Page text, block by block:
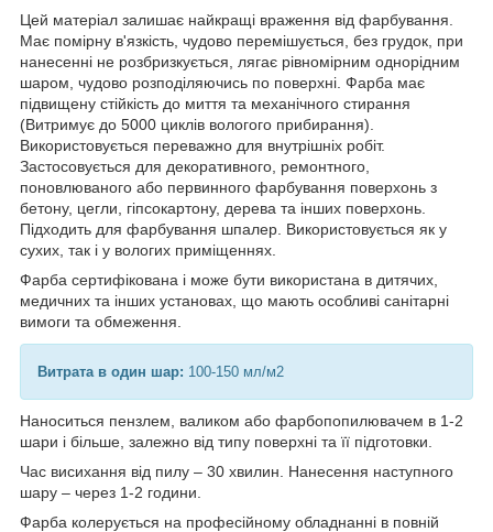
Цей матеріал залишає найкращі враження від фарбування.
Має помірну в'язкість, чудово перемішується, без грудок, при
нанесенні не розбризкується, лягає рівномірним однорідним
шаром, чудово розподіляючись по поверхні. Фарба має
підвищену стійкість до миття та механічного стирання
(Витримує до 5000 циклів вологого прибирання).
Використовується переважно для внутрішніх робіт.
Застосовується для декоративного, ремонтного,
поновлюваного або первинного фарбування поверхонь з
бетону, цегли, гіпсокартону, дерева та інших поверхонь.
Підходить для фарбування шпалер. Використовується як у
сухих, так і у вологих приміщеннях.
Фарба сертифікована і може бути використана в дитячих,
медичних та інших установах, що мають особливі санітарні
вимоги та обмеження.
Витрата в один шар: 100-150 мл/м2
Наноситься пензлем, валиком або фарбопопилювачем в 1-2
шари і більше, залежно від типу поверхні та її підготовки.
Час висихання від пилу – 30 хвилин. Нанесення наступного
шару – через 1-2 години.
Фарба колерується на професійному обладнанні в повній